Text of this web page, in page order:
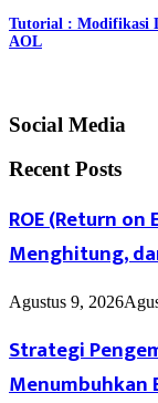
Tutorial : Modifikasi
AOL
Social Media
Recent Posts
ROE (Return
Menghitung,
Agustus 9, 2026
Strategi
Menumbuhkan